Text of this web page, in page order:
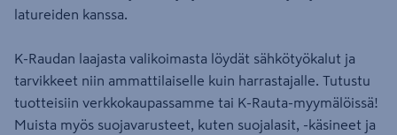
latureiden kanssa.
K-Raudan laajasta valikoimasta löydät sähkötyökalut ja
tarvikkeet niin ammattilaiselle kuin harrastajalle. Tutustu
tuotteisiin verkkokaupassamme tai K-Rauta-myymälöissä!
Muista myös suojavarusteet, kuten suojalasit, -käsineet ja